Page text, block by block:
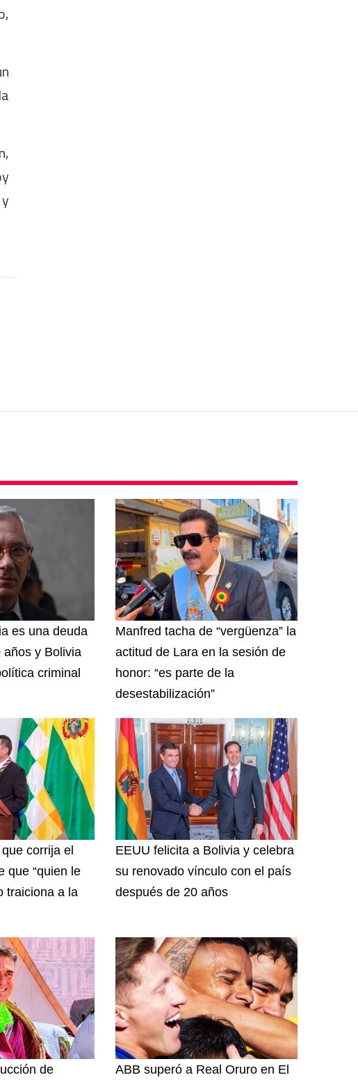
es una deuda
años y Bolivia
criminal
Manfred tacha de “vergüenza” la
actitud de Lara en la sesión de
honor: “es parte de la
desestabilización”
corrija el
que “quien le
traiciona a la
EEUU felicita a Bolivia y celebra
su renovado vínculo con el país
después de 20 años
de ABB superó a Real Oruro en El